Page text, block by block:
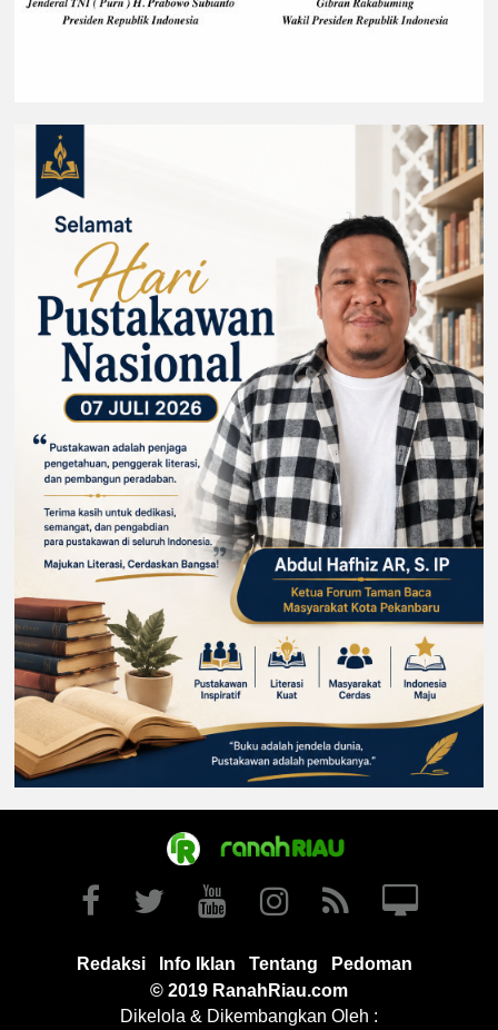
Redaksi Info Iklan Tentang
Pedoman
© 2019 RanahRiau.com
Dikelola & Dikembangkan Oleh :